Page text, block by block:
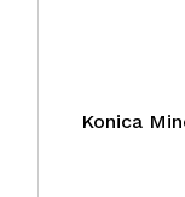
Konica